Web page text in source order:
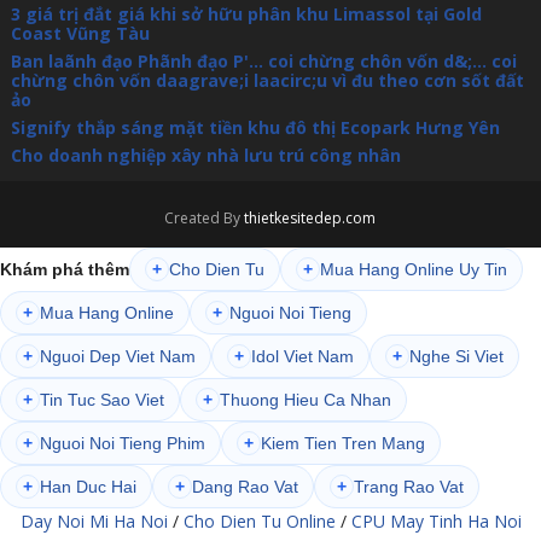
3 giá trị đắt giá khi sở hữu phân khu Limassol tại Gold
Coast Vũng Tàu
Ban laãnh đạo Phãnh đạo P'... coi chừng chôn vốn d&;... coi
chừng chôn vốn daagrave;i laacirc;u vì đu theo cơn sốt đất
ảo
Signify thắp sáng mặt tiền khu đô thị Ecopark Hưng Yên
Cho doanh nghiệp xây nhà lưu trú công nhân
Created Bythietkesitedep.com
Khám phá thêm + Cho Dien Tu + Mua Hang Online Uy Tin
+ Mua Hang Online + Nguoi Noi Tieng
+ Nguoi Dep Viet Nam + Idol Viet Nam + Nghe Si Viet
+ Tin Tuc Sao Viet + Thuong Hieu Ca Nhan
+ Nguoi Noi Tieng Phim + Kiem Tien Tren Mang
+ Han Duc Hai + Dang Rao Vat + Trang Rao Vat
Day Noi Mi Ha Noi / Cho Dien Tu Online / CPU May Tinh Ha Noi